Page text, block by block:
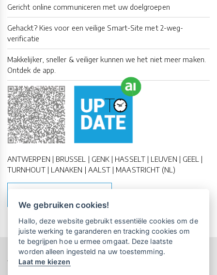
Gericht online communiceren met uw doelgroepen
Gehackt? Kies voor een veilige Smart-Site met 2-weg-
verificatie
Makkelijker, sneller & veiliger kunnen we het niet meer maken.
Ontdek de app.
ANTWERPEN | BRUSSEL | GENK | HASSELT | LEUVEN | GEEL |
TURNHOUT | LANAKEN | AALST | MAASTRICHT (NL)
Copyright All Rights Reserved © 2011-2026 UP-TO-DATE
WebDesign
We gebruiken cookies!
Hallo, deze website gebruikt essentiële cookies om de
juiste werking te garanderen en tracking cookies om
te begrijpen hoe u ermee omgaat. Deze laatste
worden alleen ingesteld na uw toestemming.
Laat me kiezen
een persoonlijke demo.
Maandelijks gratis opleidingen